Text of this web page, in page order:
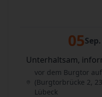
05
Unterhaltsam,
vor dem Burgtor
(Burgtorbrücke 2,
Lübeck